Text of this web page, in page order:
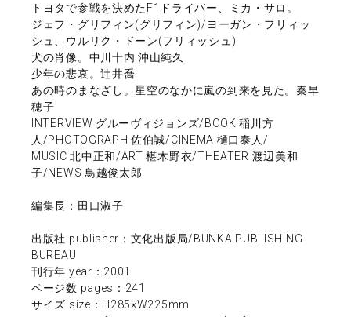
トヨタで参戦を決めたF1ドライバー、ミカ・サロ。
ジェフ・グリフィン(グリフィン)/ヨーガン・フリィッ
シュ、ウルリク・ドーン(フリィッシュ)
犬の肖像。中川十内 沖山純久
少年の悲哀。辻井喬
あの時のまなざし。星空のなかに嵐の到来を見た。秦早
穂子
INTERVIEW グルーヴィジョンズ/BOOK 稲川方
人/PHOTOGRAPH 佐伯誠/CINEMA 樋口泰人/
MUSIC 北中正和/ART 椹木野衣/THEATER 渡辺美和
子/NEWS 鳥越俊太郎
編集長：田口淑子
出版社 publisher：文化出版局/BUNKA PUBLISHING
BUREAU
刊行年 year：2001
ページ数 pages：241
サイズ size：H285×W225mm